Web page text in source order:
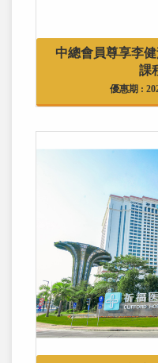
中總會員尊享李
課
優惠期 :